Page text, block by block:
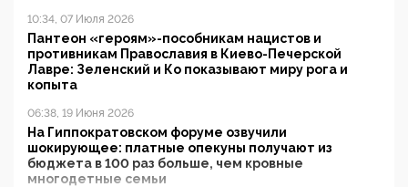
10:34, 07 Июля 2026
Пантеон «героям»-пособникам нацистов и
противникам Православия в Киево-Печерской
Лавре: Зеленский и Ко показывают миру рога и
копыта
06:38, 19 Июня 2026
На Гиппократовском форуме озвучили
шокирующее: платные опекуны получают из
бюджета в 100 раз больше, чем кровные
многодетные семьи